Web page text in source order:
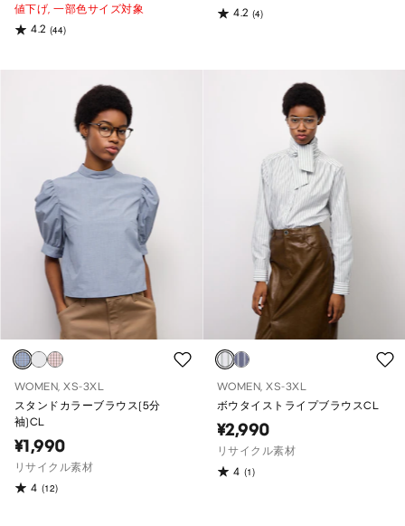
値下げ,一部色サイズ対象
4.2 (44)
4.2 (4)
WOMEN, XS-3XL
スタンドカラーブラウス(5分
袖)CL
¥1,990
リサイクル素材
4 (12)
WOMEN, XS-3XL
ボウタイストライプブラウスCL
¥2,990
リサイクル素材
4 (1)